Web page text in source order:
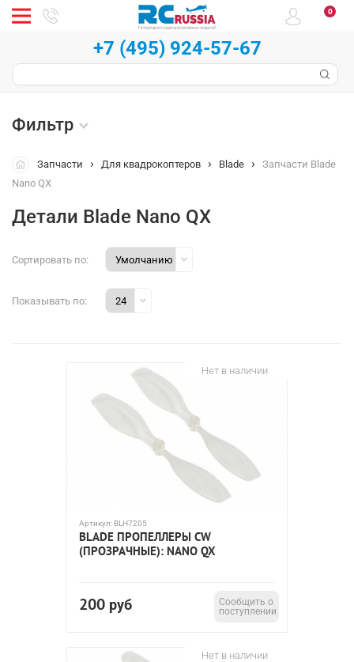
0
+7 (495) 924-57-67
Фильтр
Запчасти Для квадрокоптеров Blade
Запчасти Blade
Nano QX
Детали Blade Nano QX
Сортировать по:
Показывать по:
Нет в наличии
Артикул: BLH7205
BLADE ПРОПЕЛЛЕРЫ CW
(ПРОЗРАЧНЫЕ): NANO QX
200 руб
Сообщить о
поступлении
Нет в наличии